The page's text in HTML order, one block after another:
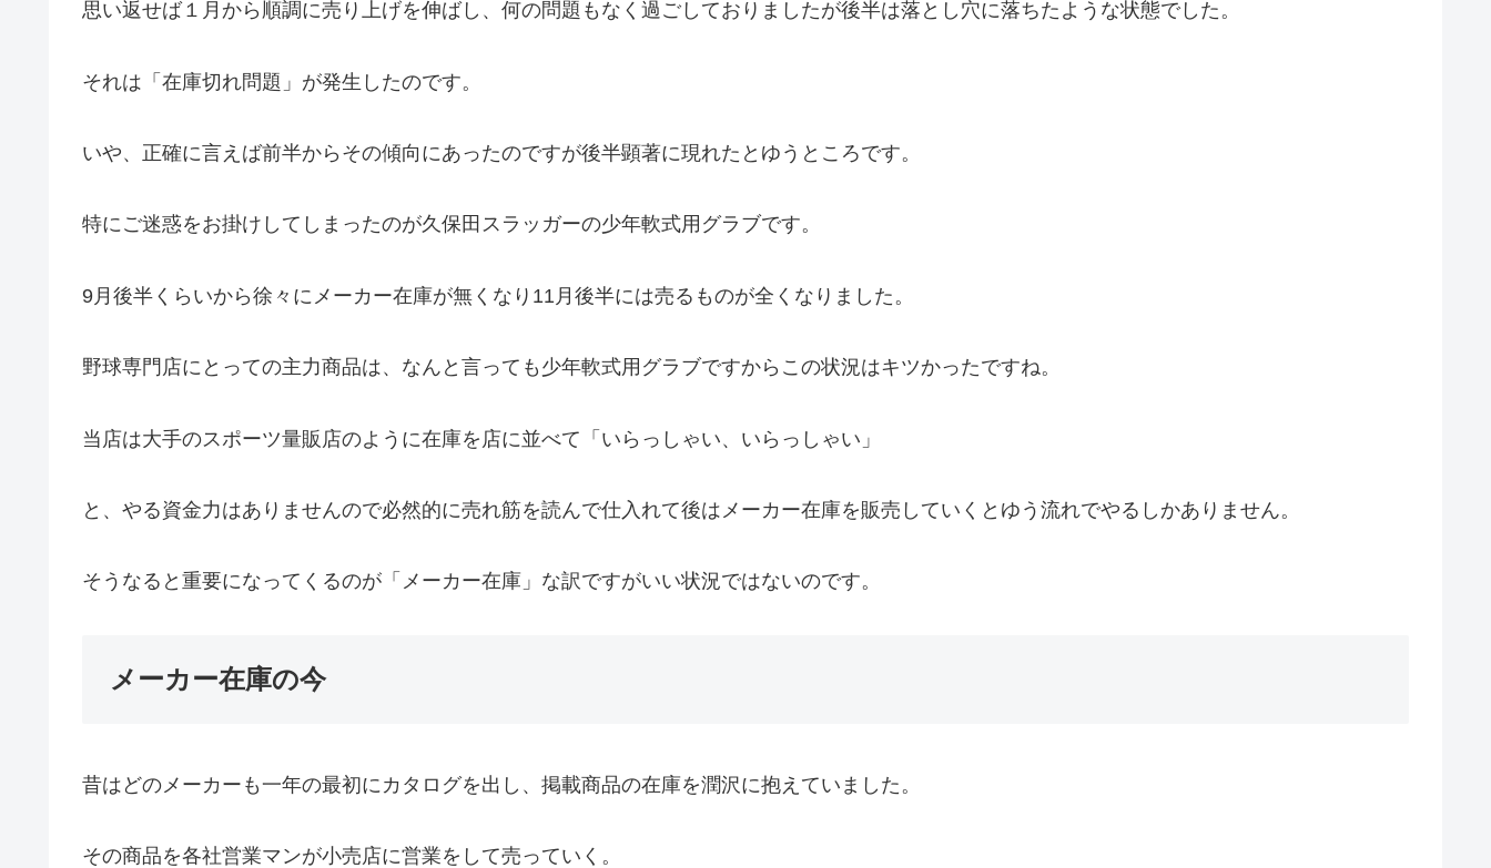
思い返せば１月から順調に売り上げを伸ばし、何の問題もなく過ごしておりましたが後半は落とし穴に落ちたような状態でした。
それは「在庫切れ問題」が発生したのです。
いや、正確に言えば前半からその傾向にあったのですが後半顕著に現れたとゆうところです。
特にご迷惑をお掛けしてしまったのが久保田スラッガーの少年軟式用グラブです。
9月後半くらいから徐々にメーカー在庫が無くなり11月後半には売るものが全くなりました。
野球専門店にとっての主力商品は、なんと言っても少年軟式用グラブですからこの状況はキツかったですね。
当店は大手のスポーツ量販店のように在庫を店に並べて「いらっしゃい、いらっしゃい」
と、やる資金力はありませんので必然的に売れ筋を読んで仕入れて後はメーカー在庫を販売していくとゆう流れでやるしかありません。
そうなると重要になってくるのが「メーカー在庫」な訳ですがいい状況ではないのです。
メーカー在庫の今
昔はどのメーカーも一年の最初にカタログを出し、掲載商品の在庫を潤沢に抱えていました。
その商品を各社営業マンが小売店に営業をして売っていく。